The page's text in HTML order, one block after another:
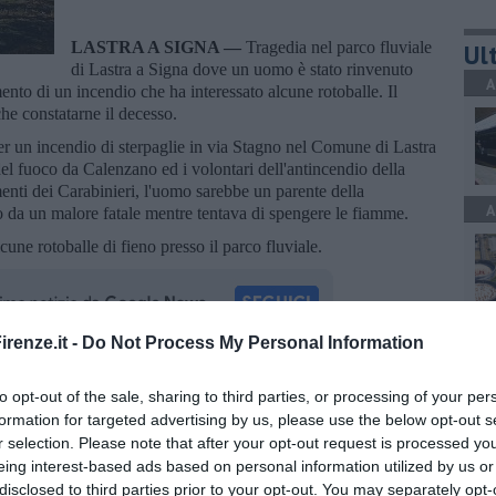
- Do Not Process My Personal Information
opt-out of the sale, sharing to third parties, or processing of your
for targeted advertising by us, please use the below opt-out
selection. Please note that after your opt-out request is processed
interest-based ads based on personal information utilized by us
to third parties prior to your opt-out. You may separately
LASTRA A SIGNA — Tragedia nel parco fluviale
di Lastra a Signa dove un uomo è stato rinvenuto
di un incendio che ha interessato alcune rotoballe. Il
constatarne il decesso.
un incendio di sterpaglie in via Stagno nel Comune di Lastra
fuoco da Calenzano ed i volontari dell'antincendio della
dei Carabinieri, l'uomo sarebbe un parente della
un malore fatale mentre tentava di spengere le fiamme.
rotoballe di fieno presso il parco fluviale.
iscriviti allaNewsletter QUInews - ToscanaMedia.
nella tua casella di posta.